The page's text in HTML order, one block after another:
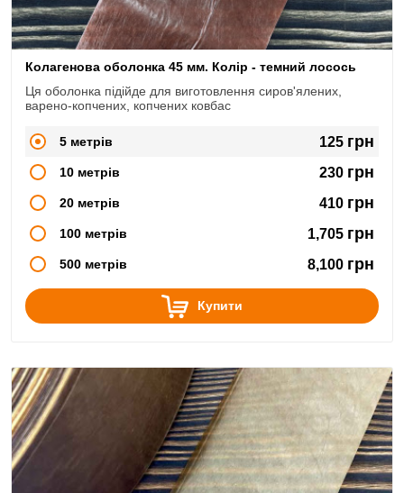
Колагенова оболонка 45 мм. Колір - темний лосось
Ця оболонка підійде для виготовлення сиров'ялених,
5 метрів 125 грн
10 метрів 230 грн
20 метрів 410 грн
100 метрів 1,705 грн
500 метрів 8,100 грн
Купити